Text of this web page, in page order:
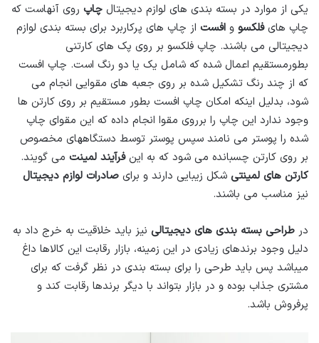
یکی از موارد در بسته بندی های لوازم دیجیتال چاپ روی آنهاست که
چاپ هایفلکسو و افست از چاپ های پرکاربرد برای بسته بندی لوازم
دیجیتالی می باشند. چاپ فلکسو بر روی پک های کارتنی
بطورمستقیم اعمال شده که شامل یک یا دو رنگ است. چاپ افست
که از چند رنگ تشکیل شده بر روی جعبه های مقوایی انجام می
شود، بدلیل اینکه امکان چاپ افست بطور مستقیم بر روی کارتن ها
وجود ندارد این چاپ را برروی مقوا انجام داده که این مقوای چاپ
شده را پوستر می نامند سپس پوستر توسط دستگاههای مخصوص
بر روی کارتن چسبانده می شود که به اینفرآیند لمینت می گویند.
کارتن های لمینتی شکل زیبایی دارند و برای صادرات لوازم دیجیتال
نیز مناسب می باشند.
در طراحی بسته بندی های دیجیتالی نیز باید خلاقیت به خرج داد به
دلیل وجود برندهای زیادی در این زمینه، بازار رقابت این کالاها داغ
میباشد پس باید طرحی را برای بسته بندی در نظر گرفت که برای
مشتری جذاب بوده و در بازار بتواند با دیگر برندها رقابت کند و
پرفروش باشد.